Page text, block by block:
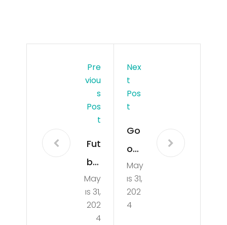
Pre
Viou
S
Pos
T
Fut
bol
ve
Fin
ans
May
ıs 31,
202
4
Nex
T
Pos
T
Go
ogl
e
Chr
om
May
ıs 31,
202
4